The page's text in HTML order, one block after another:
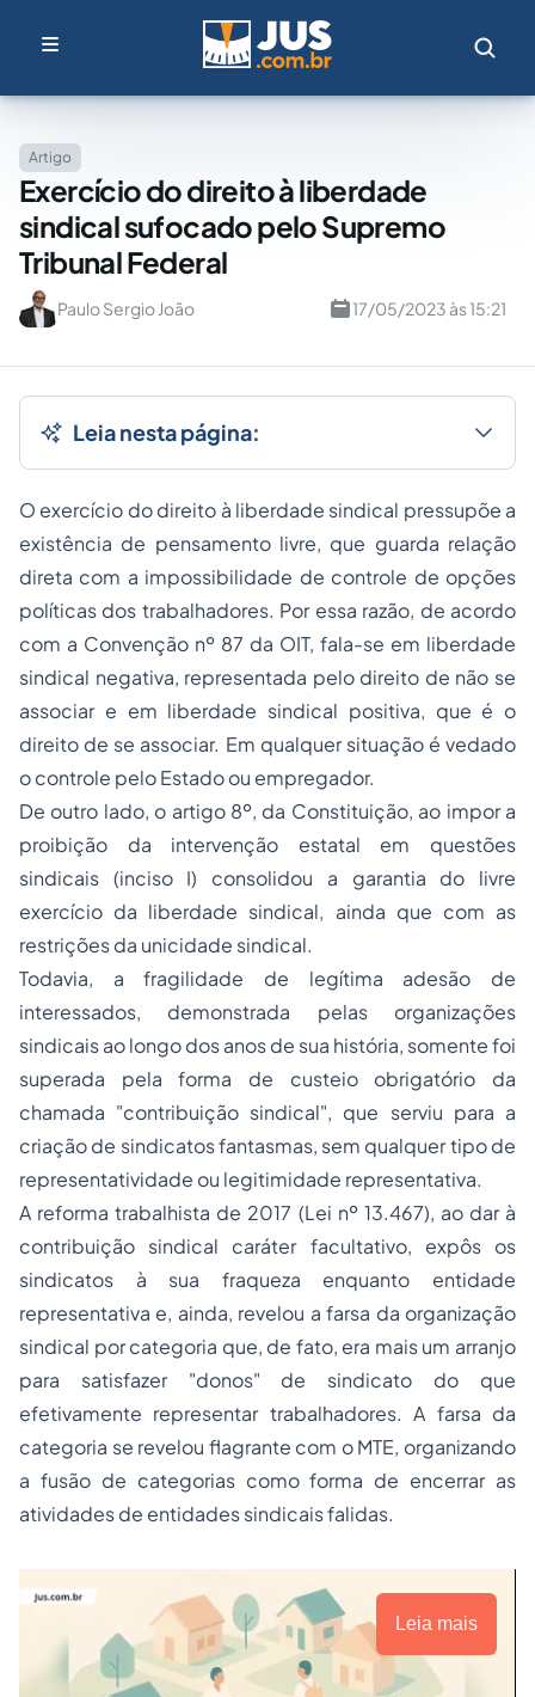
Artigo
Exercício do direito à liberdade
sindical sufocado pelo Supremo
Tribunal Federal
Paulo Sergio João 17/05/2023 às 15:21
Leia nesta página:
O exercício do direito à liberdade sindical pressupõe a
existência de pensamento livre, que guarda relação
direta com a impossibilidade de controle de opções
políticas dos trabalhadores. Por essa razão, de acordo
com a Convenção nº 87 da OIT, fala-se em liberdade
sindical negativa, representada pelo direito de não se
associar e em liberdade sindical positiva, que é o
direito de se associar. Em qualquer situação é vedado
o controle pelo Estado ou empregador.
De outro lado, o artigo 8º, da Constituição, ao impor a
proibição da intervenção estatal em questões
sindicais (inciso I) consolidou a garantia do livre
exercício da liberdade sindical, ainda que com as
restrições da unicidade sindical.
Todavia, a fragilidade de legítima adesão de
interessados, demonstrada pelas organizações
sindicais ao longo dos anos de sua história, somente foi
superada pela forma de custeio obrigatório da
chamada "contribuição sindical", que serviu para a
criação de sindicatos fantasmas, sem qualquer tipo de
representatividade ou legitimidade representativa.
A reforma trabalhista de 2017 (Lei nº 13.467), ao dar à
contribuição sindical caráter facultativo, expôs os
sindicatos à sua fraqueza enquanto entidade
representativa e, ainda, revelou a farsa da organização
sindical por categoria que, de fato, era mais um arranjo
para satisfazer "donos" de sindicato do que
efetivamente representar trabalhadores. A farsa da
categoria se revelou flagrante com o MTE, organizando
a fusão de categorias como forma de encerrar as
atividades de entidades sindicais falidas.
Leia mais